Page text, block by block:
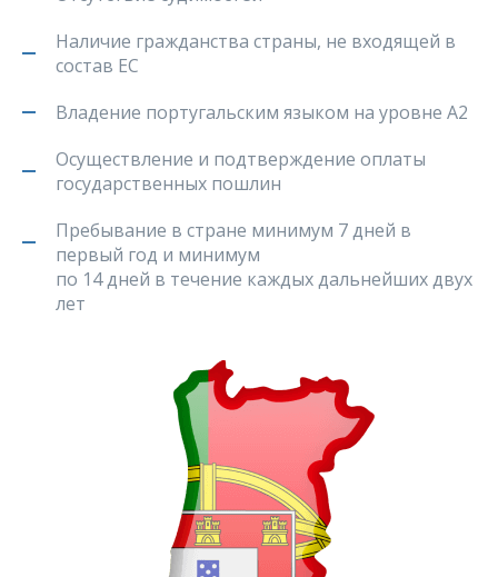
Наличие гражданства страны, не входящей в
состав ЕС
Владение португальским языком на уровне A2
Осуществление и подтверждение оплаты
государственных пошлин
Пребывание в стране минимум 7 дней в
первый год и минимум
по 14 дней в течение каждых дальнейших двух
лет